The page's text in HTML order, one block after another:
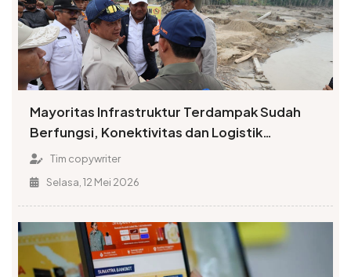
Mayoritas Infrastruktur Terdampak Sudah
Berfungsi, Konektivitas dan Logistik
Berangsur Normal
Tim copywriter
Selasa, 12 Mei 2026